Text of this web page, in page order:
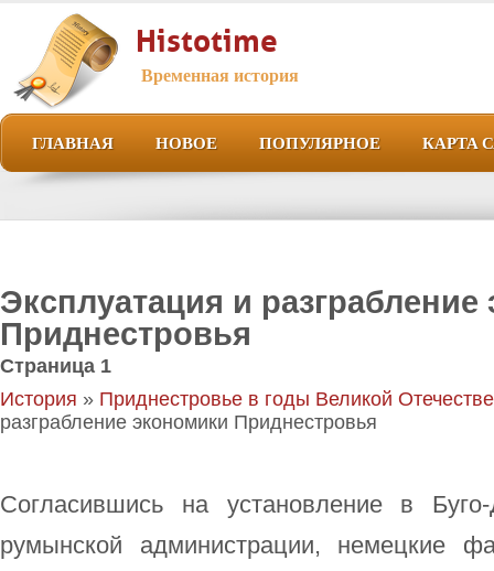
Histotime
Временная история
ГЛАВНАЯ НОВОЕ ПОПУЛЯРНОЕ КАРТА
Эксплуатация и
Приднестровья
Страница 1
История » Приднестровье в годы Великой
разграбление экономики Приднестровья
Согласившись на установление в Буго-
румынской администрации, немецкие